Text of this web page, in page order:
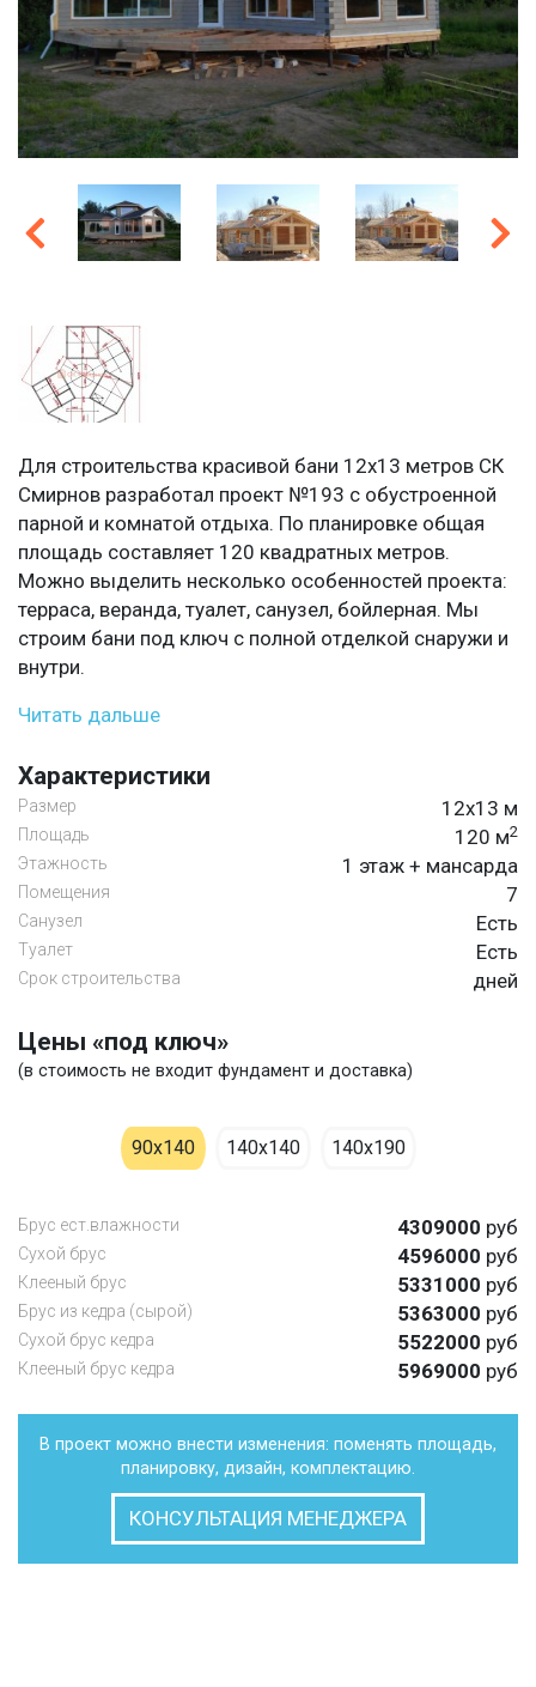
Для строительства красивой бани 12х13 метров СК
Смирнов разработал проект №193 с обустроенной
парной и комнатой отдыха. По планировке общая
площадь составляет 120 квадратных метров.
Можно выделить несколько особенностей проекта:
терраса, веранда, туалет, санузел, бойлерная. Мы
строим бани под ключ с полной отделкой снаружи и
внутри.
Читать дальше
Характеристики
Размер 12х13 м
Площадь 120 м2
Этажность 1 этаж + мансарда
Помещения 7
Санузел Есть
Туалет Есть
Срок строительства дней
Цены «под ключ»
(в стоимость не входит фундамент и доставка)
90х140 140х140 140х190
Брус ест.влажности 4309000 руб
Cухой брус 4596000 руб
Клееный брус 5331000 руб
Брус из кедра (сырой) 5363000 руб
Сухой брус кедра 5522000 руб
Клееный брус кедра 5969000 руб
В проект можно внести изменения: поменять площадь,
планировку, дизайн, комплектацию.
КОНСУЛЬТАЦИЯ МЕНЕДЖЕРА